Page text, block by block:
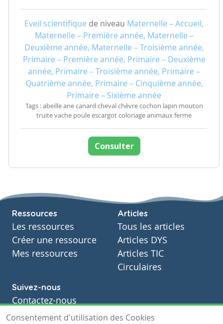
Eveil scientifique de niveau Maternelle – Accueil,
Maternelle – Première année, Maternelle –
Deuxième année, Maternelle – Troisième année,
Primaire – Première année, Primaire – Deuxième
année, Primaire – Troisième année, Primaire –
Quatrième année, Primaire – Cinquième année,
Primaire – Sixième année
Tags : abeille ane canard cheval chèvre cochon lapin mouton
truite vache poule escargot coloriage animaux ferme
Consulter
Ressources
Les ressources
Créer une ressource
Mes ressources
Articles
Tous les articles
Articles DYS
Articles TIC
Circulaires
Suivez-nous
Contactez-nous
Soutien scolaire
Consentement d'utilisation des Cookies